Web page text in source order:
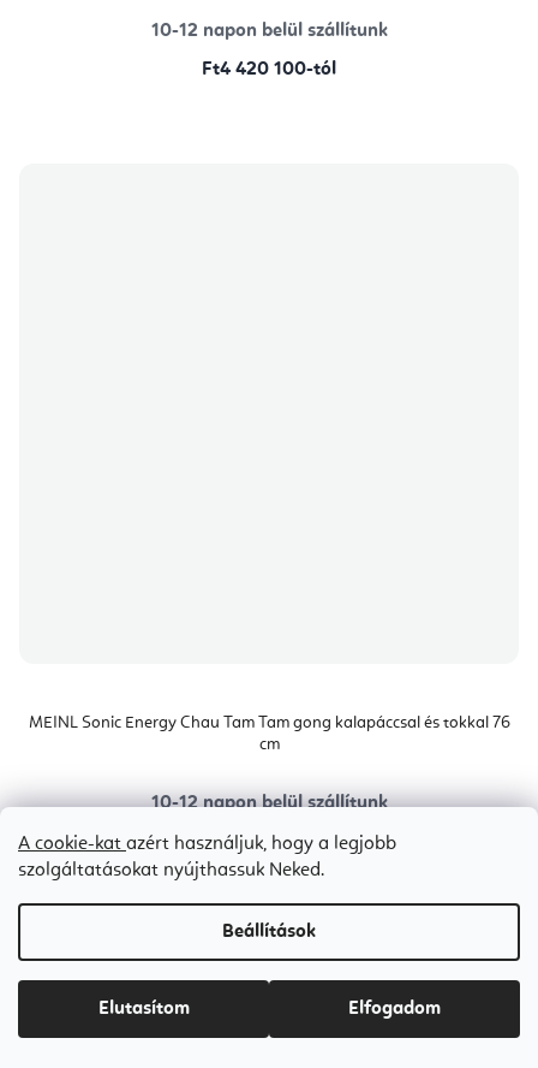
A cookie-kat azért használjuk, hogy a legjobb
szolgáltatásokat nyújthassuk Neked.
Beállítások
Elutasítom Elfogadom
10-12 napon belül szállítunk
Ft4 420 100-tól
MEINL Sonic Energy Chau Tam Tam gong kalapáccsal és tokkal 76
cm
10-12 napon belül szállítunk
Ft331 400